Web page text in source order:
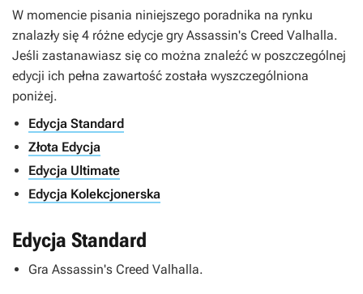
W momencie pisania niniejszego poradnika na rynku
znalazły się 4 różne edycje gry Assassin's Creed Valhalla.
Jeśli zastanawiasz się co można znaleźć w poszczególnej
edycji ich pełna zawartość została wyszczególniona
poniżej.
Edycja Standard
Złota Edycja
Edycja Ultimate
Edycja Kolekcjonerska
Edycja Standard
Gra Assassin's Creed Valhalla.